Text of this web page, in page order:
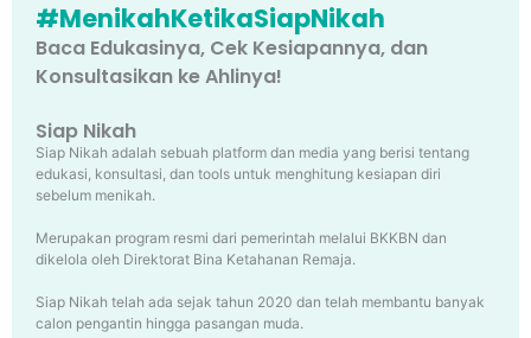
#MenikahKetikaSiapNikah
Baca Edukasinya, Cek Kesiapannya, dan
Konsultasikan ke Ahlinya!
Siap Nikah
Siap Nikah adalah sebuah platform dan media yang berisi tentang
edukasi, konsultasi, dan tools untuk menghitung kesiapan diri
sebelum menikah.
Merupakan program resmi dari pemerintah melalui BKKBN dan
dikelola oleh Direktorat Bina Ketahanan Remaja.
Siap Nikah telah ada sejak tahun 2020 dan telah membantu banyak
calon pengantin hingga pasangan muda.